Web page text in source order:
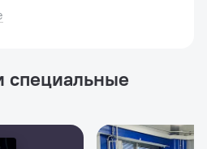
специальные